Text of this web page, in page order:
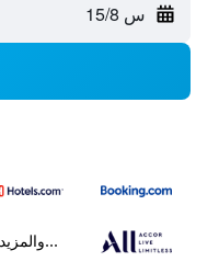
س 15/8
...والمزيد